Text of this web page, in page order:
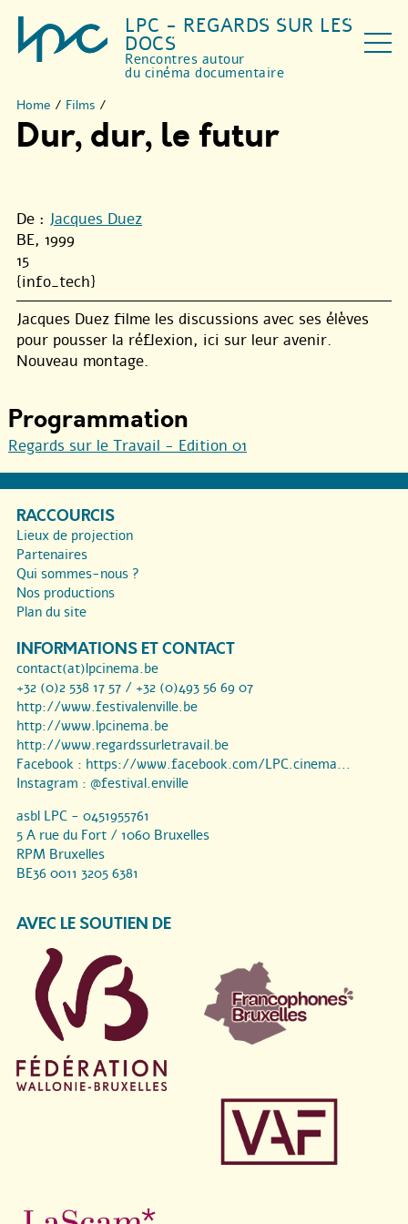
LPC - REGARDS SUR LES
DOCS
Rencontres autour
du cinéma documentaire
Home / Films /
Dur, dur, le futur
De : Jacques Duez
BE, 1999
15
{info_tech}
Jacques Duez filme les discussions avec ses élèves
pour pousser la réflexion, ici sur leur avenir.
Nouveau montage.
Programmation
Regards sur le Travail - Edition 01
RACCOURCIS
Lieux de projection
Partenaires
Qui sommes-nous ?
Nos productions
Plan du site
INFORMATIONS ET CONTACT
contact(at)lpcinema.be
+32 (0)2 538 17 57 / +32 (0)493 56 69 07
http://www.festivalenville.be
http://www.lpcinema.be
http://www.regardssurletravail.be
Facebook : https://www.facebook.com/LPC.cinema...
Instagram : @festival.enville
asbl LPC - 0451955761
5 A rue du Fort / 1060 Bruxelles
RPM Bruxelles
BE36 0011 3205 6381
AVEC LE SOUTIEN DE